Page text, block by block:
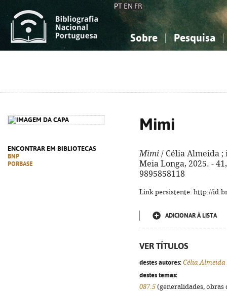
PT EN FR
Sobre Pesquisa
ENCONTRAR EM BIBLIOTECAS
BNP
PORBASE
Mimi
Mimi / Célia Almeida ;
Meia Longa, 2025. -
9895858118
Link persistente: http://
ADICIONAR À LISTA
VER TÍTULOS
destes autores: Célia Almeida
destes temas:
087.5 (generalidades,